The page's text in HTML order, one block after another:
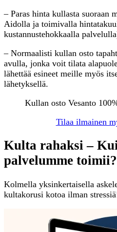
– Paras hinta kullasta suoraan
Aidolla ja toimivalla
kustannustehokkaalla
– Normaalisti kullan osto
avulla, jonka voit tilata
lähettää esineet meille myös
lähetyksellä.
Kullan osto Vesanto
Tilaa ilmainen
Kulta rahaksi –
palvelumme toimii?
Kolmella yksinkertaisella
kultakorusi kotoa ilman